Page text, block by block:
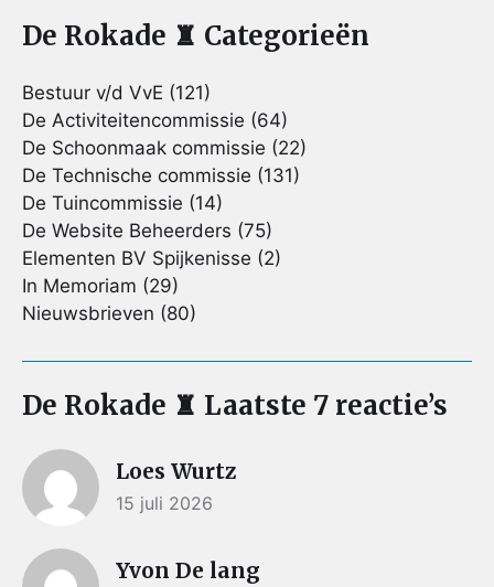
De Rokade ♜ Categorieën
Bestuur v/d VvE (121)
De Activiteitencommissie (64)
De Schoonmaak commissie (22)
De Technische commissie (131)
De Tuincommissie (14)
De Website Beheerders (75)
Elementen BV Spijkenisse (2)
In Memoriam (29)
Nieuwsbrieven (80)
De Rokade ♜ Laatste 7 reactie’s
Loes Wurtz
15 juli 2026
Yvon De lang